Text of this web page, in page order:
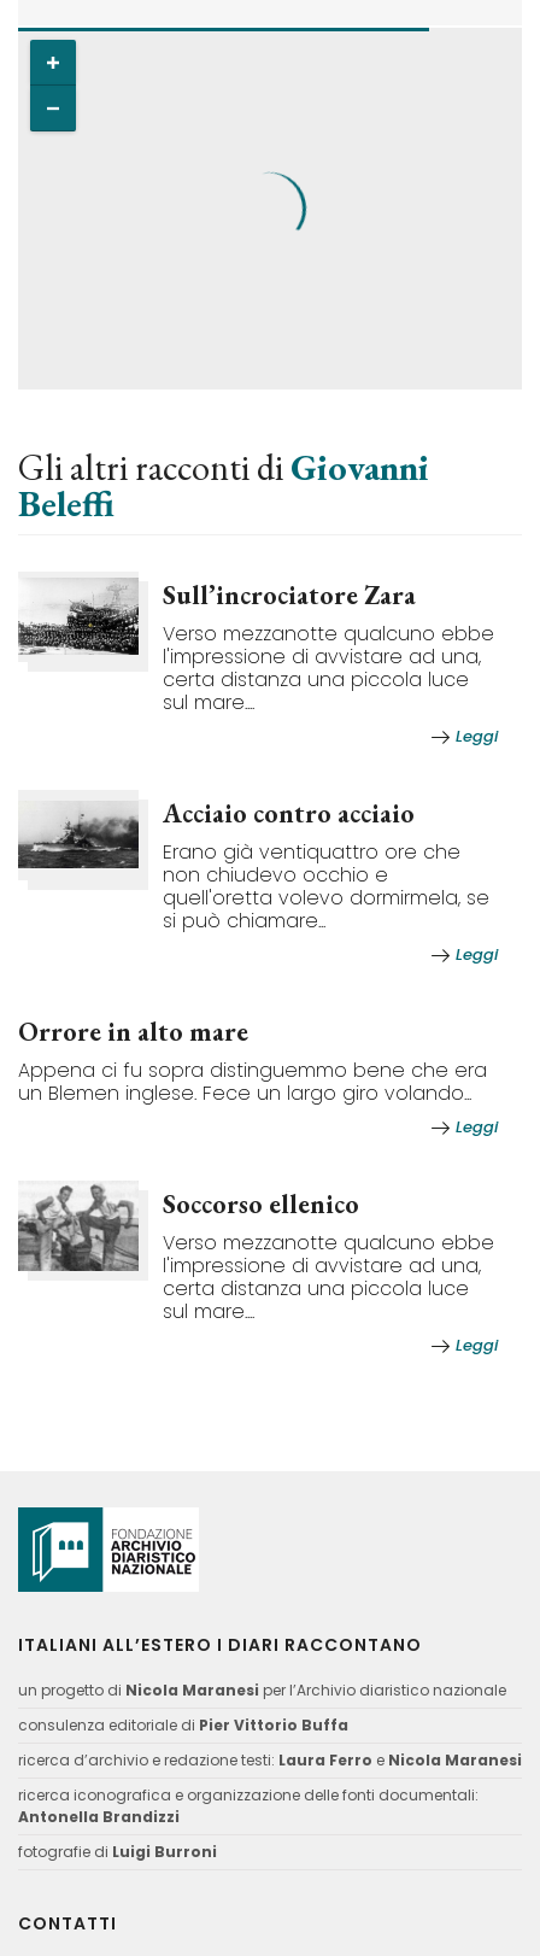
Gli altri racconti diGiovanni
Beleffi
Sull’incrociatore Zara
Verso mezzanotte qualcuno ebbe
l'impressione di avvistare ad una,
certa distanza una piccola luce
sul mare....
Leggi
Acciaio contro acciaio
Erano già ventiquattro ore che
non chiudevo occhio e
quell'oretta volevo dormirmela, se
si può chiamare...
Leggi
Orrore in alto mare
Appena ci fu sopra distinguemmo bene che era
un Blemen inglese. Fece un largo giro volando...
Leggi
Soccorso ellenico
Verso mezzanotte qualcuno ebbe
l'impressione di avvistare ad una,
certa distanza una piccola luce
sul mare....
Leggi
ITALIANI ALL’ESTERO I DIARI RACCONTANO
un progetto di Nicola Maranesi per l’Archivio diaristico nazionale
consulenza editoriale di Pier Vittorio Buffa
ricerca d’archivio e redazione testi: Laura Ferro e Nicola Maranesi
ricerca iconografica e organizzazione delle fonti documentali:
Antonella Brandizzi
fotografie di Luigi Burroni
CONTATTI